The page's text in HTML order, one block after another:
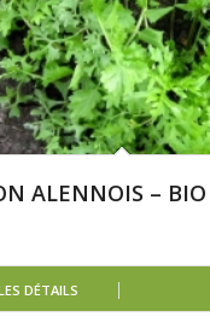
ALENNOIS –
DÉTAILS